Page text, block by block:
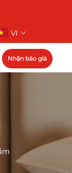
VI
Nhận báo giá